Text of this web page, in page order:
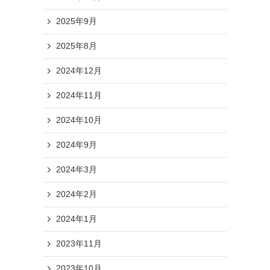
2025年9月
2025年8月
2024年12月
2024年11月
2024年10月
2024年9月
2024年3月
2024年2月
2024年1月
2023年11月